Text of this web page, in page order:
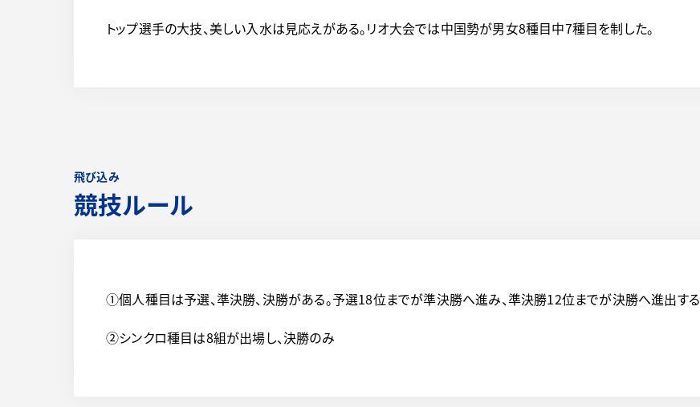
トップ選手の大技、美しい入水は見応えがある。リオ大会では中国勢が男女8種目中7種目を制した。
飛び込み
競技ルール
①個人種目は予選、準決勝、決勝がある。予選18位までが準決勝へ進み、準決勝12位までが決勝へ進出する
②シンクロ種目は8組が出場し、決勝のみ